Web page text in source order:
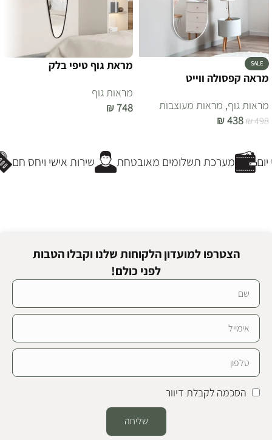
SALE
מראה קפסולה ווייט
מראות גוף, מראות מעוצבות
₪498
₪438
מראת גוף טיפי בלק
מראות גוף
₪748
שירות אישי ויחס חם מערכת תשלומים מאובטחת
הצטרפו למועדון הלקוחות שלנו וקבלו הטבות
לפני כולם!
הסכמה לקבלת דיוור
שליחה